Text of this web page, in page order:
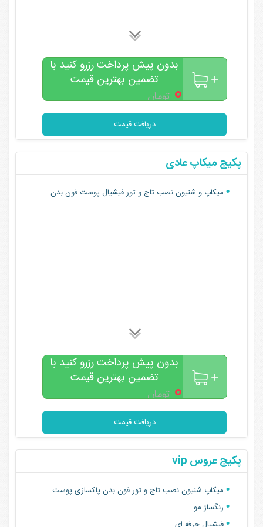
بدون پیش پرداخت رزرو کنید با
تضمین بهترین قیمت
۰تومان
دریافت قیمت
پکیج میکاپ عادی
میکاپ و شنیون نصب تاج و تور فیشیال پوست فون بدن
بدون پیش پرداخت رزرو کنید با
تضمین بهترین قیمت
۰تومان
دریافت قیمت
پکیج عروس vip
میکاپ شنیون نصب تاج و تور فون بدن پاکسازی پوست
رنگساژ مو